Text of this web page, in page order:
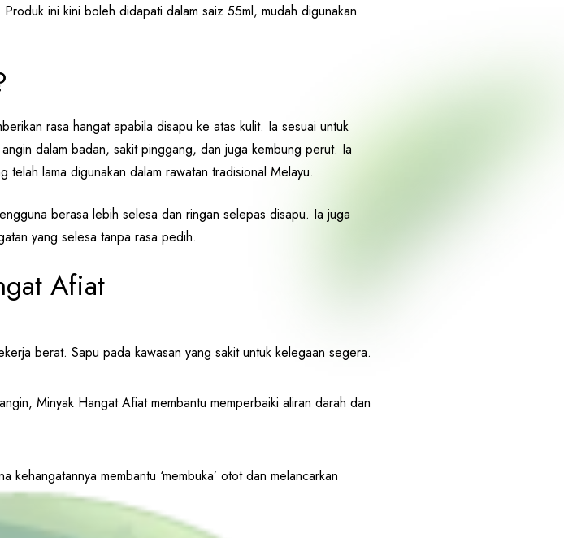
ini kini boleh didapati dalam saiz 55ml, mudah digunakan
rasa hangat apabila disapu ke atas kulit. Ia sesuai untuk
dalam badan, sakit pinggang, dan juga kembung perut. Ia
lama digunakan dalam rawatan tradisional Melayu.
berasa lebih selesa dan ringan selepas disapu. Ia juga
yang selesa tanpa rasa pedih.
Afiat
berat. Sapu pada kawasan yang sakit untuk kelegaan segera.
Minyak Hangat Afiat membantu memperbaiki aliran darah dan
kehangatannya membantu ‘membuka’ otot dan melancarkan